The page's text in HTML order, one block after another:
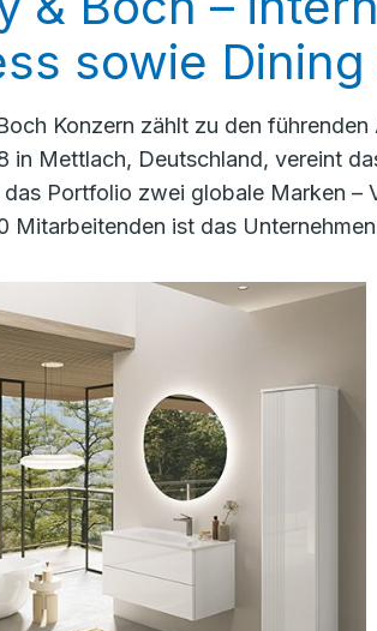
sowie
Konzern zählt zu den
in Mettlach, Deutschland, vereint
Portfolio zwei globale Marken –
Mitarbeitenden ist das